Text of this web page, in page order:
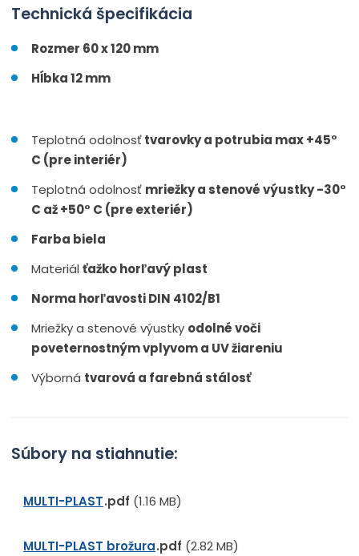
Technická špecifikácia
Rozmer 60 x 120 mm
Hĺbka 12 mm
Teplotná odolnosťtvarovky a potrubia max +45°
C (pre interiér)
Teplotná odolnosť mriežky a stenové výustky -30°
C až +50° C (pre exteriér)
Farba biela
Materiálťažko horľavý plast
Norma horľavosti DIN 4102/B1
Mriežky a stenové výustky odolné voči
poveternostným vplyvom a UV žiareniu
Výborná tvarová a farebná stálosť
Súbory na stiahnutie:
MULTI-PLAST pdf (1.16 MB)
MULTI-PLAST brožura pdf (2.82 MB)